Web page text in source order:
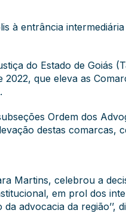
à entrância
do Estado de Goiás
2022, que eleva as
Ordem dos
destas comarcas,
Martins, celebrou a
em prol dos
advocacia da região’’,